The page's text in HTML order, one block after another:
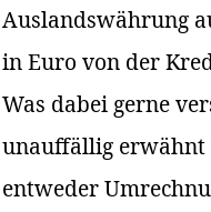
Auslandswährung
in Euro von der
Was dabei gerne
unauffällig
entweder